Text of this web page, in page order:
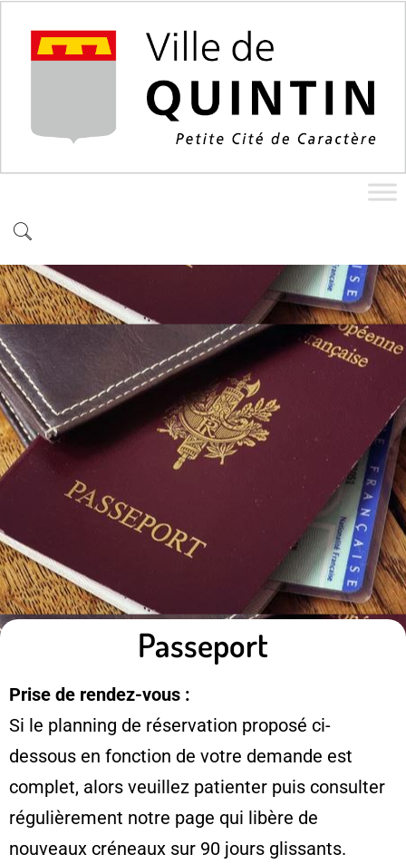
Passeport
Prise de rendez-vous :
Si le planning de réservation proposé ci-
dessous en fonction de votre demande est
complet, alors veuillez patienter puis consulter
régulièrement notre page qui libère de
nouveaux créneaux sur 90 jours glissants.